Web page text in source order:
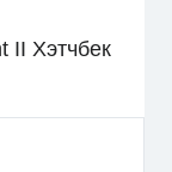
II Хэтчбек